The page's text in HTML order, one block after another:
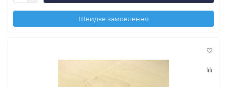
Швидке замовлення